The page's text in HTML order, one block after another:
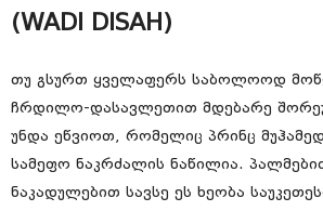
(WADI DISAH)
თუ გსურთ ყველაფერს საბოლოოდ
ჩრდილო-დასავლეთით მდებარე
უნდა ეწვიოთ, რომელიც პრინც
სამეფო ნაკრძალის ნაწილია.
ნაკადულებით სავსე ეს ხეობა